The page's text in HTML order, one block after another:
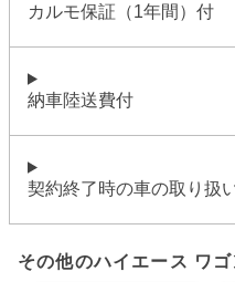
カルモ保証（1年間）付
納車陸送費付
契約終了時の車の取り扱
その他のハイエース ワゴ